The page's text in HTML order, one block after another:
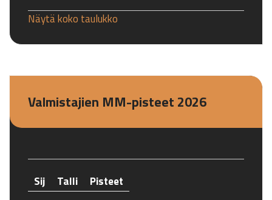
Näytä koko taulukko
Valmistajien MM-pisteet 2026
Sij Talli Pisteet